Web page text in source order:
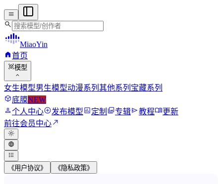
menu
search
MiaoYin
home首页
view_in_ar模型
expand_more
女生模型男生模型动漫系列 其他系列 宝藏系列
deployed_code底膜NEW
person个人中心add_circle发布模型assessment定制 photo_library专辑send教程menu_book更新
前往会员中心north_east
light_mode
language
format_list_bulleted
《用户协议》 《隐私政策》